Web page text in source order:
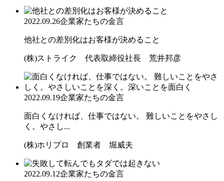
2022.09.26企業家たちの金言
他社との差別化はお客様が決めること
(株)ストライク 代表取締役社長 荒井邦彦
2022.09.19企業家たちの金言
面白くなければ、仕事ではない。 難しいことをやさし
く。やさし...
(株)ホリプロ 創業者 堀威夫
2022.09.12企業家たちの金言